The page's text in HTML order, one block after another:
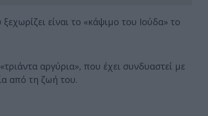
είναι το «κάψιμο του Ιούδα» το
αργύρια», που έχει συνδυαστεί με
από τη ζωή του.